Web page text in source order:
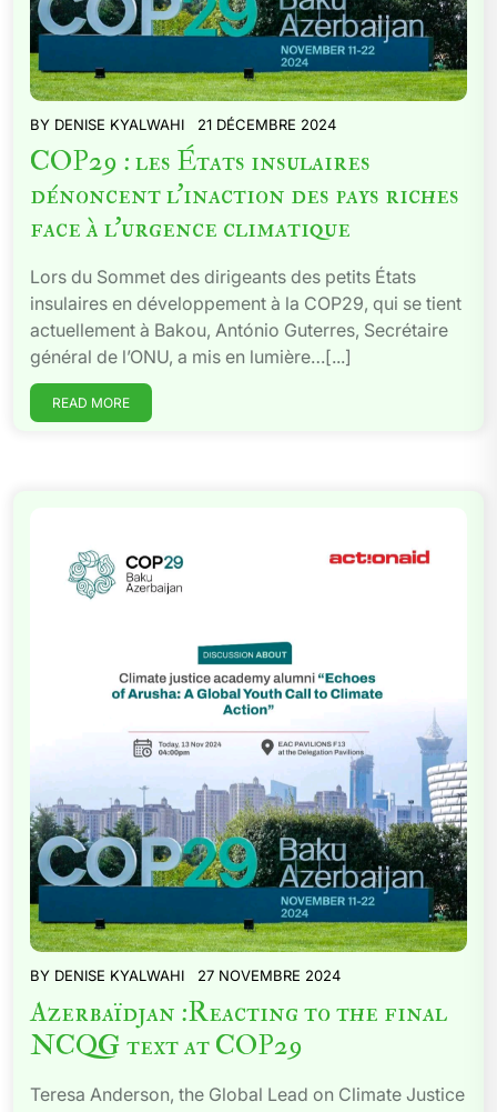
BY DENISE KYALWAHI 21 DÉCEMBRE 2024
COP29 : les États insulaires
dénoncent l’inaction des pays riches
face à l’urgence climatique
Lors du Sommet des dirigeants des petits États
insulaires en développement à la COP29, qui se tient
actuellement à Bakou, António Guterres, Secrétaire
général de l’ONU, a mis en lumière…[...]
READ MORE
BY DENISE KYALWAHI 27 NOVEMBRE 2024
Azerbaïdjan :Reacting to the final
NCQG text at COP29
Teresa Anderson, the Global Lead on Climate Justice